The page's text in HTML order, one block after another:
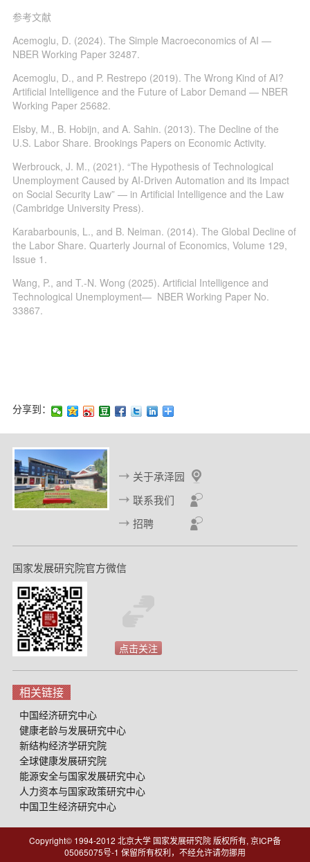
参考文献
Acemoglu, D. (2024). The Simple Macroeconomics of AI —
NBER Working Paper 32487.
Acemoglu, D., and P. Restrepo (2019). The Wrong Kind of AI?
Artificial Intelligence and the Future of Labor Demand — NBER
Working Paper 25682.
Elsby, M., B. Hobijn, and A. Sahin. (2013). The Decline of the
U.S. Labor Share. Brookings Papers on Economic Activity.
Werbrouck, J. M., (2021). “The Hypothesis of Technological
Unemployment Caused by AI-Driven Automation and its Impact
on Social Security Law” — in Artificial Intelligence and the Law
(Cambridge University Press).
Karabarbounis, L., and B. Neiman. (2014). The Global Decline of
the Labor Share. Quarterly Journal of Economics, Volume 129,
Issue 1.
Wang, P., and T.-N. Wong (2025). Artificial Intelligence and
Technological Unemployment— NBER Working Paper No.
33867.
分享到：
关于承泽园
联系我们
招聘
国家发展研究院官方微信
点击关注
相关链接
中国经济研究中心
健康老龄与发展研究中心
新结构经济学研究院
全球健康发展研究院
能源安全与国家发展研究中心
人力资本与国家政策研究中心
中国卫生经济研究中心
Copyright© 1994-2012 北京大学 国家发展研究院 版权所有, 京ICP备
05065075号-1 保留所有权利，不经允许请勿挪用